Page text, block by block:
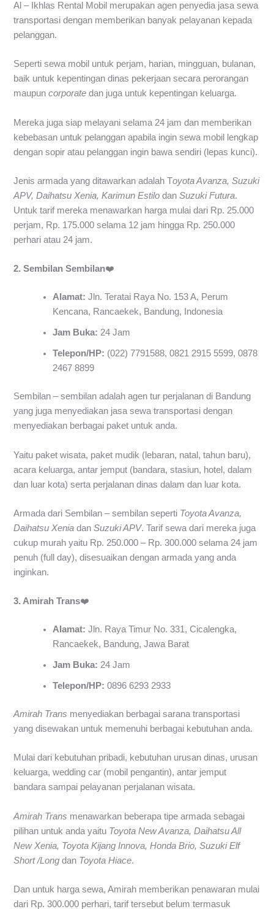
Al – Ikhlas Rental Mobil merupakan agen penyedia jasa sewa
transportasi dengan memberikan banyak pelayanan kepada
pelanggan.
Seperti sewa mobil untuk perjam, harian, mingguan, bulanan,
baik untuk kepentingan dinas pekerjaan secara perorangan
maupuncorporate dan juga untuk kepentingan keluarga.
Mereka juga siap melayani selama 24 jam dan memberikan
kebebasan untuk pelanggan apabila ingin sewa mobil lengkap
dengan sopir atau pelanggan ingin bawa sendiri (lepas kunci).
Jenis armada yang ditawarkan adalah Toyota Avanza, Suzuki
APV, Daihatsu Xenia, Karimun Estilo danSuzuki Futura.
Untuk tarif mereka menawarkan harga mulai dari Rp. 25.000
perjam, Rp. 175.000 selama 12 jam hingga Rp. 250.000
perhari atau 24 jam.
2. Sembilan Sembilan❤️
Alamat:Jln. Teratai Raya No. 153 A, Perum
Kencana, Rancaekek, Bandung, Indonesia
Jam Buka:24 Jam
Telepon/HP: (022) 7791588, 0821 2915 5599, 0878
2467 8899
Sembilan – sembilan adalah agen tur perjalanan di Bandung
yang juga menyediakan jasa sewa transportasi dengan
menyediakan berbagai paket untuk anda.
Yaitu paket wisata, paket mudik (lebaran, natal, tahun baru),
acara keluarga, antar jemput (bandara, stasiun, hotel, dalam
dan luar kota) serta perjalanan dinas dalam dan luar kota.
Armada dari Sembilan – sembilan seperti Toyota Avanza,
Daihatsu Xenia danSuzuki APV. Tarif sewa dari mereka juga
cukup murah yaitu Rp. 250.000 – Rp. 300.000 selama 24 jam
penuh (full day), disesuaikan dengan armada yang anda
inginkan.
3. Amirah Trans❤️
Alamat:Jln. Raya Timur No. 331, Cicalengka,
Rancaekek, Bandung, Jawa Barat
Jam Buka: 24 Jam
Telepon/HP:0896 6293 2933
Amirah Trans menyediakan berbagai sarana transportasi
yang disewakan untuk memenuhi berbagai kebutuhan anda.
Mulai dari kebutuhan pribadi, kebutuhan urusan dinas, urusan
keluarga, wedding car (mobil pengantin), antar jemput
bandara sampai pelayanan perjalanan wisata.
Amirah Trans menawarkan beberapa tipe armada sebagai
pilihan untuk anda yaitu Toyota New Avanza, Daihatsu All
New Xenia, Toyota Kijang Innova, Honda Brio, Suzuki Elf
Short /Long dan Toyota Hiace.
Dan untuk harga sewa, Amirah memberikan penawaran mulai
dari Rp. 300.000 perhari, tarif tersebut belum termasuk